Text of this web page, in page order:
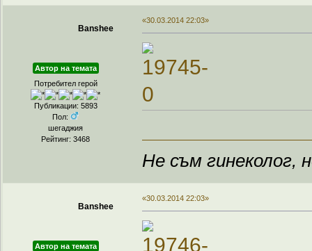
Banshee
Автор на темата
Потребител герой
Публикации: 5893
Пол:
шегаджия
Рейтинг: 3468
«30.03.2014 22:03»
Не съм гинеколог,
Banshee
Автор на темата
«30.03.2014 22:03»